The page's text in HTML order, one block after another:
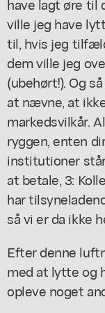
ville jeg have
til, hvis jeg
dem ville jeg
(ubehørt!). Og
at nævne, at
markedsvilkår.
ryggen, enten
institutioner
at betale, 3:
har
så vi er da ikke
Efter denne
med at lytte og
opleve noget